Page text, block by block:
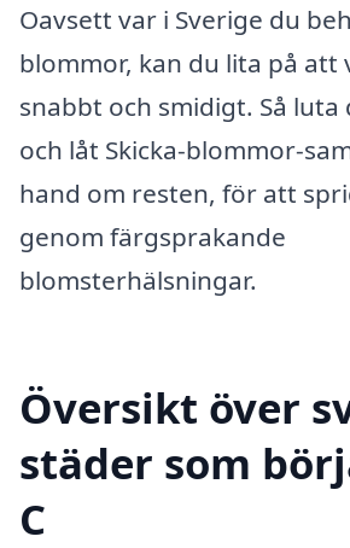
Oavsett var i Sverige du
blommor, kan du lita på att
snabbt och smidigt. Så luta
och låt Skicka-blommor-
hand om resten, för att
genom färgsprakande
blomsterhälsningar.
Översikt över
städer som
C